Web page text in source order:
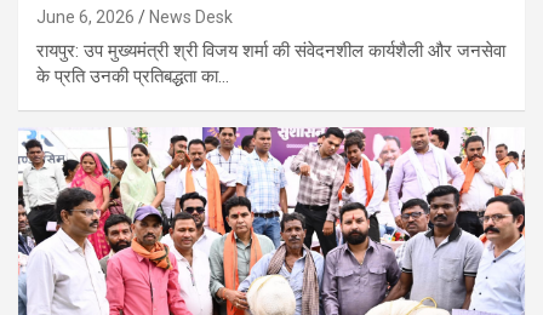
June 6, 2026 News Desk
रायपुर: उप मुख्यमंत्री श्री विजय शर्मा की संवेदनशील कार्यशैली और जनसेवा
के प्रति उनकी प्रतिबद्धता का…